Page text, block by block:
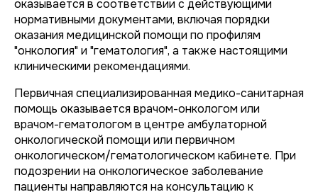
оказывается в соответствии с действующими
нормативными документами, включая порядки
оказания медицинской помощи по профилям
"онкология" и "гематология", а также настоящими
клиническими рекомендациями.
Первичная специализированная медико-санитарная
помощь оказывается врачом-онкологом или
врачом-гематологом в центре амбулаторной
онкологической помощи или первичном
онкологическом/гематологическом кабинете. При
подозрении на онкологическое заболевание
пациенты направляются на консультацию к